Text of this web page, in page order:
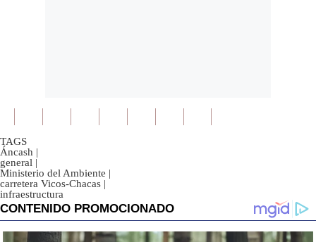
TAGS
Áncash |
general |
Ministerio del Ambiente |
carretera Vicos-Chacas |
infraestructura